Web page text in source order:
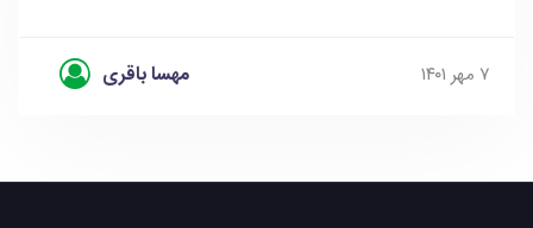
مهسا باقری ۷ مهر ۱۴۰۱